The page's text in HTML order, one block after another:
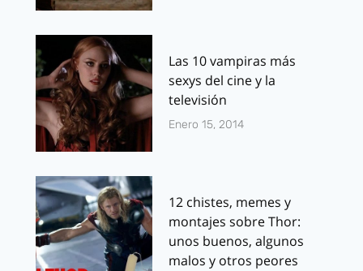
Las 10 vampiras más
sexys del cine y la
televisión
Enero 15, 2014
12 chistes, memes y
montajes sobre Thor:
unos buenos, algunos
malos y otros peores